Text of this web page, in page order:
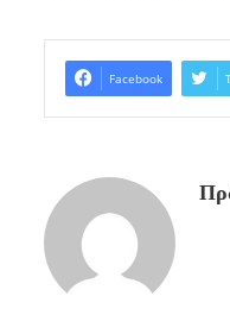
Facebook